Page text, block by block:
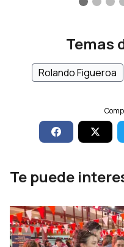
Temas
Rolando Figueroa
Te puede